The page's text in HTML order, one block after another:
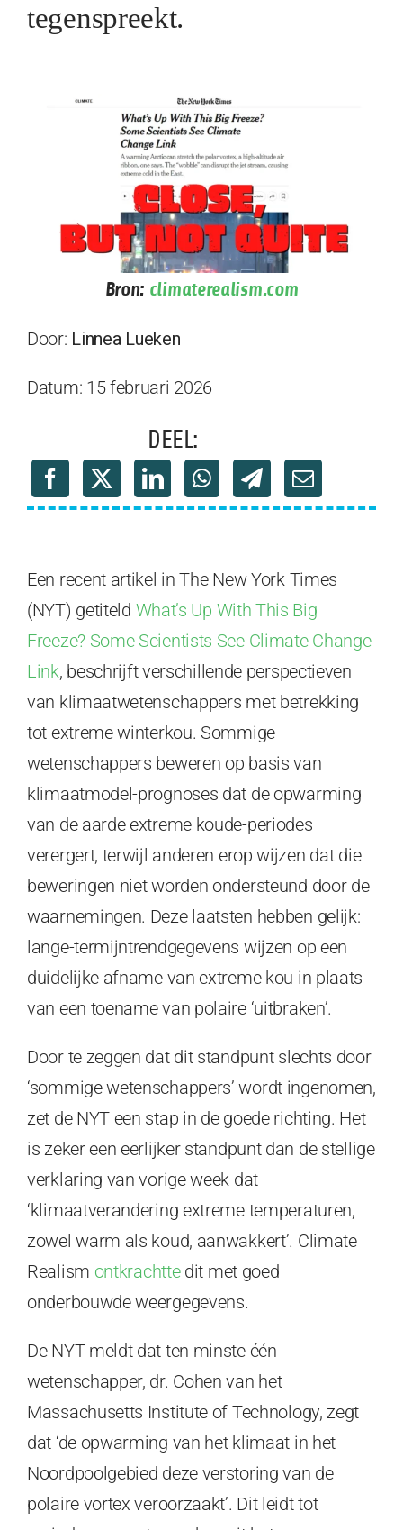
tegenspreekt.
Bron: climaterealism.com
Door: Linnea Lueken
Datum: 15 februari 2026
DEEL:
Een recent artikel in The New York Times
(NYT) getiteld What’s Up With This Big
Freeze? Some Scientists See Climate Change
Link, beschrijft verschillende perspectieven
van klimaatwetenschappers met betrekking
tot extreme winterkou. Sommige
wetenschappers beweren op basis van
klimaatmodel-prognoses dat de opwarming
van de aarde extreme koude-periodes
verergert, terwijl anderen erop wijzen dat die
beweringen niet worden ondersteund door de
waarnemingen. Deze laatsten hebben gelijk:
lange-termijntrendgegevens wijzen op een
duidelijke afname van extreme kou in plaats
van een toename van polaire ‘uitbraken’.
Door te zeggen dat dit standpunt slechts door
‘sommige wetenschappers’ wordt ingenomen,
zet de NYT een stap in de goede richting. Het
is zeker een eerlijker standpunt dan de stellige
verklaring van vorige week dat
‘klimaatverandering extreme temperaturen,
zowel warm als koud, aanwakkert’. Climate
Realism ontkrachttedit met goed
onderbouwde weergegevens.
De NYT meldt dat ten minste één
wetenschapper, dr. Cohen van het
Massachusetts Institute of Technology, zegt
dat ‘de opwarming van het klimaat in het
Noordpoolgebied deze verstoring van de
polaire vortex veroorzaakt’. Dit leidt tot